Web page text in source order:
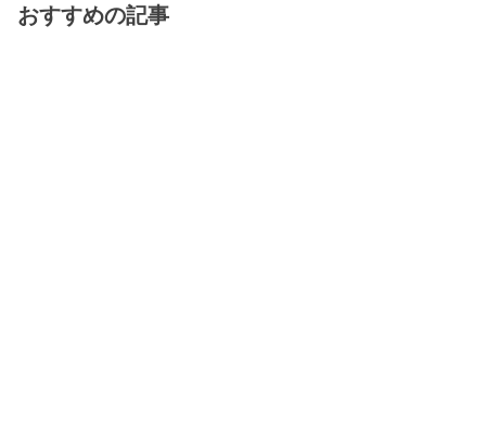
おすすめの記事